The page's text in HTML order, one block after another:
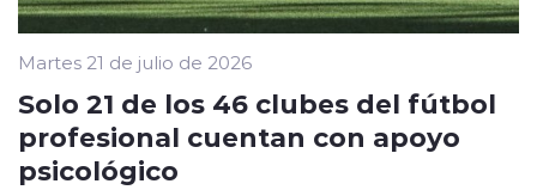
Martes 21 de julio de 2026
Solo 21 de los 46 clubes del fútbol
profesional cuentan con apoyo
psicológico